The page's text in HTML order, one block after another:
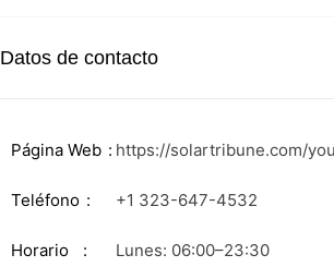
Datos de contacto
Página Web https://solartribune.com/
Teléfono +1 323-647-4532
Horario
Lunes: 06:00–23:30